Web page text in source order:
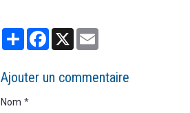
PartagerFacebook
X
Ajouter un commentaire
Nom